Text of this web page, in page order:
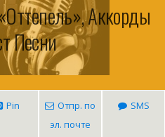
Аккорды
Песни
Pin
Отпр. по
эл. почте
SMS